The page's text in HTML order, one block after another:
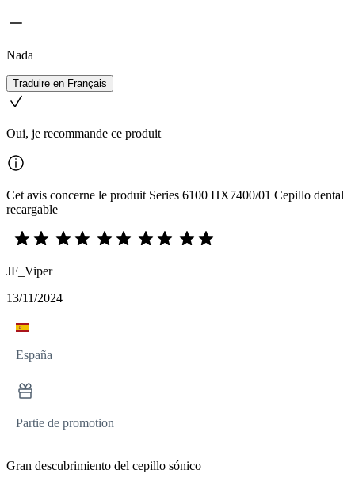
Nada
Traduire en Français
Oui, je recommande ce produit
Cet avis concerne le produit Series 6100 HX7400/01 Cepillo dental
recargable
JF_Viper
13/11/2024
España
Partie de promotion
Gran descubrimiento del cepillo sónico